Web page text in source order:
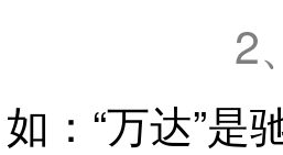
2
如：“万达”是